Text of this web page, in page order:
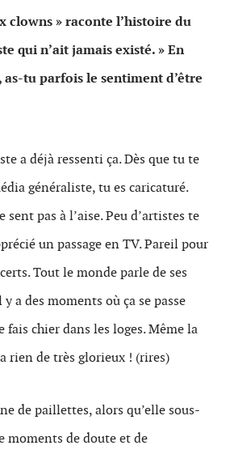
clowns » raconte l’histoire du
qui n’ait jamais existé. » En
tu parfois le sentiment d’être
a déjà ressenti ça. Dès que tu te
généraliste, tu es caricaturé.
sent pas à l’aise. Peu d’artistes te
un passage en TV. Pareil pour
Tout le monde parle de ses
a des moments où ça se passe
chier dans les loges. Même la
rien de très glorieux ! (rires)
de paillettes, alors qu’elle sous-
moments de doute et de